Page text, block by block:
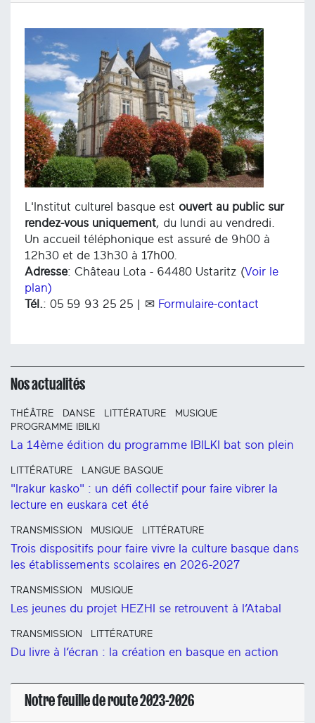
L'Institut culturel basque est ouvert au public sur
rendez-vous uniquement, du lundi au vendredi.
Un accueil téléphonique est assuré de 9h00 à
12h30 et de 13h30 à 17h00.
Adresse: Château Lota - 64480 Ustaritz (Voir le
plan)
Tél.: 05 59 93 25 25 | ✉ Formulaire-contact
Nos actualités
THÉÂTRE DANSE LITTÉRATURE
MUSIQUE
PROGRAMME IBILKI
La 14ème édition du programme IBILKI bat son plein
LITTÉRATURE LANGUE BASQUE
"Irakur kasko" : un défi collectif pour faire vibrer la
lecture en euskara cet été
TRANSMISSION MUSIQUE LITTÉRATURE
Trois dispositifs pour faire vivre la culture basque dans
les établissements scolaires en 2026-2027
TRANSMISSION MUSIQUE
Les jeunes du projet HEZHI se retrouvent à l’Atabal
TRANSMISSION LITTÉRATURE
Du livre à l’écran : la création en basque en action
Notre feuille de route 2023-2026